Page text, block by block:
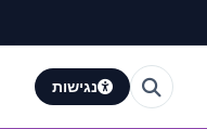
נגישות